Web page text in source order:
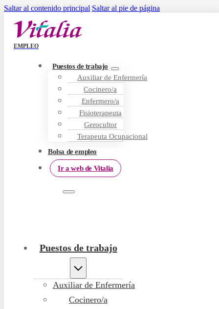
Saltar al contenido principal Saltar al pie de página
EMPLEO
Puestos de trabajo
Auxiliar de Enfermería
Cocinero/a
Enfermero/a
Fisioterapeuta
Gerocultor
Terapeuta Ocupacional
Bolsa de empleo
Ir a web de Vitalia
Puestos de trabajo
Auxiliar de Enfermería
Cocinero/a